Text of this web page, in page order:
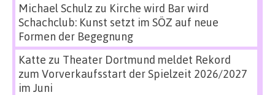
Michael Schulz zu Kirche wird Bar wird
Schachclub: Kunst setzt im SÖZ auf neue
Formen der Begegnung
Katte zu Theater Dortmund meldet Rekord
zum Vorverkaufsstart der Spielzeit 2026/2027
im Juni